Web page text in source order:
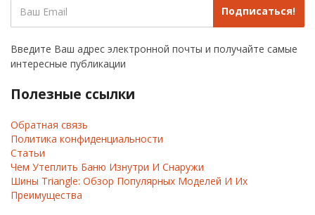
Подписаться!
Введите Ваш адрес электронной почты и получайте самые
интересные публикации
Полезные ссылки
Обратная связь
Политика конфиденциальности
Статьи
Чем Утеплить Баню Изнутри И Снаружи
Шины Triangle: Обзор Популярных Моделей И Их
Преимущества